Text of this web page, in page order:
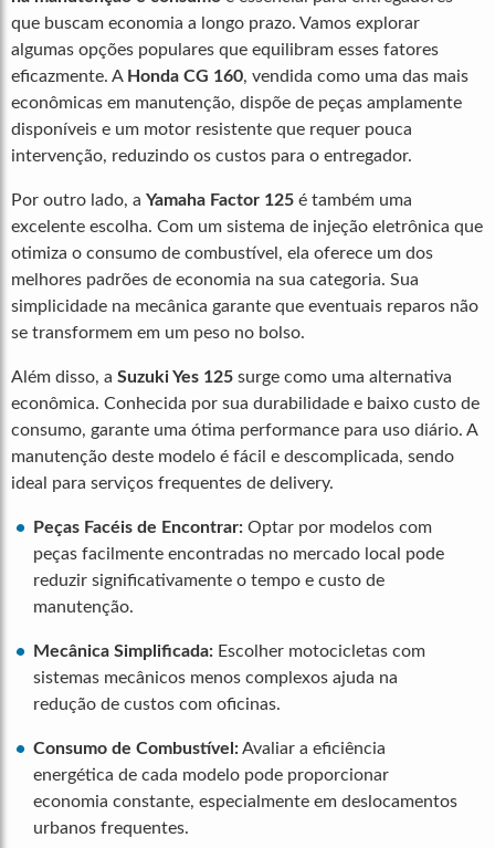
que buscam economia a longo prazo. Vamos explorar
algumas opções populares que equilibram esses fatores
eficazmente. A Honda CG 160, vendida como uma das mais
econômicas em manutenção, dispõe de peças amplamente
disponíveis e um motor resistente que requer pouca
intervenção, reduzindo os custos para o entregador.
Por outro lado, a Yamaha Factor 125 é também uma
excelente escolha. Com um sistema de injeção eletrônica que
otimiza o consumo de combustível, ela oferece um dos
melhores padrões de economia na sua categoria. Sua
simplicidade na mecânica garante que eventuais reparos não
se transformem em um peso no bolso.
Além disso, a Suzuki Yes 125 surge como uma alternativa
econômica. Conhecida por sua durabilidade e baixo custo de
consumo, garante uma ótima performance para uso diário. A
manutenção deste modelo é fácil e descomplicada, sendo
ideal para serviços frequentes de delivery.
Peças Facéis de Encontrar: Optar por modelos com
peças facilmente encontradas no mercado local pode
reduzir significativamente o tempo e custo de
manutenção.
Mecânica Simplificada: Escolher motocicletas com
sistemas mecânicos menos complexos ajuda na
redução de custos com oficinas.
Consumo de Combustível:Avaliar a eficiência
energética de cada modelo pode proporcionar
economia constante, especialmente em deslocamentos
urbanos frequentes.